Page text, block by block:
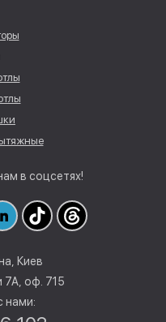
в соцсетях!
Киев
оф. 715
нами: